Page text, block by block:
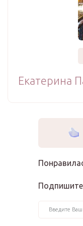
Екатерина